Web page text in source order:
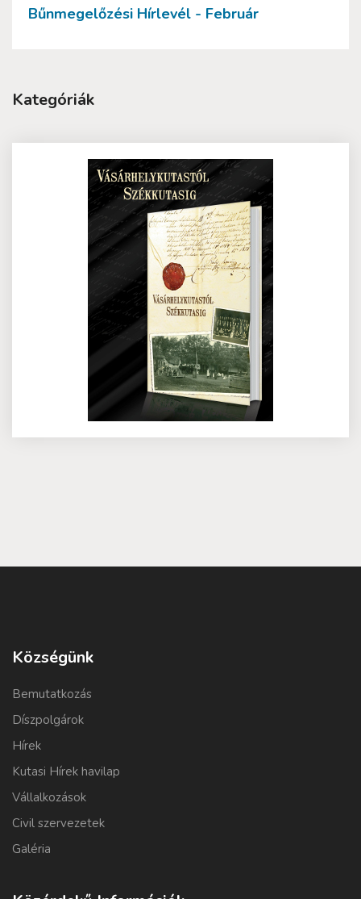
Bűnmegelőzési Hírlevél - Február
Kategóriák
Községünk
Bemutatkozás
Díszpolgárok
Hírek
Kutasi Hírek havilap
Vállalkozások
Civil szervezetek
Galéria